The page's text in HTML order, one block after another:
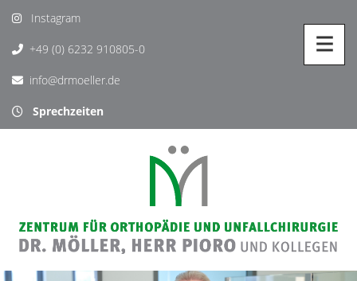
Instagram
+49 (0) 6232 910805-0
info@drmoeller.de
Sprechzeiten